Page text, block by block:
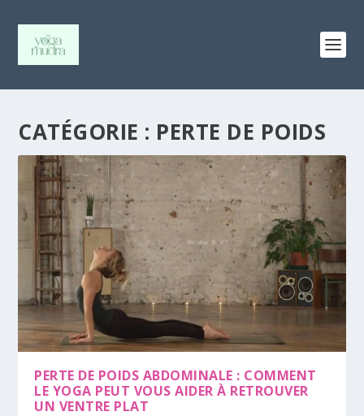
CATÉGORIE : PERTE DE POIDS
PERTE DE POIDS ABDOMINALE : COMMENT
LE YOGA PEUT VOUS AIDER À RETROUVER
UN VENTRE PLAT